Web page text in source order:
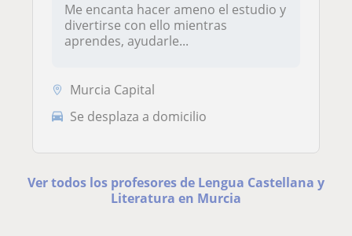
Me encanta hacer ameno el estudio y
divertirse con ello mientras
aprendes, ayudarle...
Murcia Capital
Se desplaza a domicilio
Ver todos los profesores de Lengua Castellana y
Literatura en Murcia